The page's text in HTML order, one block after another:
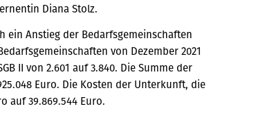
Diana Stolz.
ein Anstieg der Bedarfsgemeinschaften
von Dezember 2021
II von 2.601 auf 3.840. Die Summe der
Euro. Die Kosten der Unterkunft, die
auf 39.869.544 Euro.